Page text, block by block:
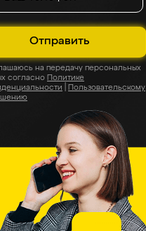
Отправить
на передачу персональных
согласно Политике
Пользовательскому